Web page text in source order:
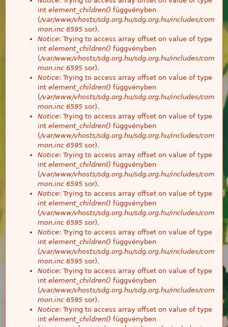
int element_children() függvényben
(/var/www/vhosts/sdg.org.hu/sdg.org.hu/includes/com
mon.inc 6595 sor).
Notice: Trying to access array offset on value of type
int element_children() függvényben
(/var/www/vhosts/sdg.org.hu/sdg.org.hu/includes/com
mon.inc 6595 sor).
Notice: Trying to access array offset on value of type
int element_children() függvényben
(/var/www/vhosts/sdg.org.hu/sdg.org.hu/includes/com
mon.inc 6595 sor).
Notice: Trying to access array offset on value of type
int element_children() függvényben
(/var/www/vhosts/sdg.org.hu/sdg.org.hu/includes/com
mon.inc 6595 sor).
Notice: Trying to access array offset on value of type
int element_children() függvényben
(/var/www/vhosts/sdg.org.hu/sdg.org.hu/includes/com
mon.inc 6595 sor).
Notice: Trying to access array offset on value of type
int element_children() függvényben
(/var/www/vhosts/sdg.org.hu/sdg.org.hu/includes/com
mon.inc 6595 sor).
Notice: Trying to access array offset on value of type
int element_children() függvényben
(/var/www/vhosts/sdg.org.hu/sdg.org.hu/includes/com
mon.inc 6595 sor).
Notice: Trying to access array offset on value of type
int element_children() függvényben
(/var/www/vhosts/sdg.org.hu/sdg.org.hu/includes/com
mon.inc 6595 sor).
Notice: Trying to access array offset on value of type
int element_children() függvényben